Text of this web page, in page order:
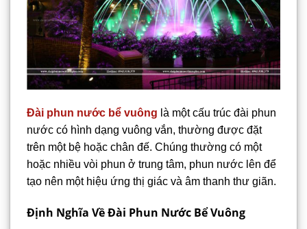
Đài phun nước bể vuông là một cấu trúc đài phun
nước có hình dạng vuông vắn, thường được đặt
trên một bệ hoặc chân đế. Chúng thường có một
hoặc nhiều vòi phun ở trung tâm, phun nước lên để
tạo nên một hiệu ứng thị giác và âm thanh thư giãn.
Định Nghĩa Về Đài Phun Nước Bể Vuông